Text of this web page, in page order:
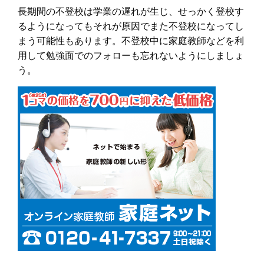
長期間の不登校は学業の遅れが生じ、せっかく登校す
るようになってもそれが原因でまた不登校になってし
まう可能性もあります。不登校中に家庭教師などを利
用して勉強面でのフォローも忘れないようにしましょ
う。